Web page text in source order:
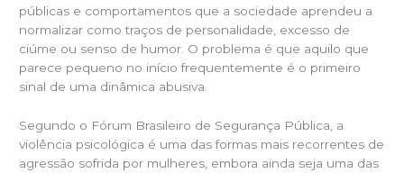
públicas e comportamentos que a sociedade aprendeu a
normalizar como traços de personalidade, excesso de
ciúme ou senso de humor. O problema é que aquilo que
parece pequeno no início frequentemente é o primeiro
sinal de uma dinâmica abusiva.
Segundo o Fórum Brasileiro de Segurança Pública, a
violência psicológica é uma das formas mais recorrentes de
agressão sofrida por mulheres, embora ainda seja uma das